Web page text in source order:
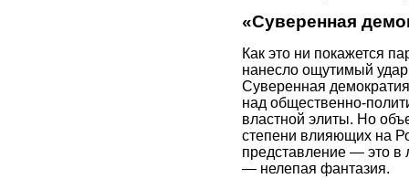
«Суверенная
Как это ни покажется
нанесло ощутимый
Суверенная
над общественно-
властной элиты. Но
степени влияющих на
представление — это в
— нелепая фантазия.